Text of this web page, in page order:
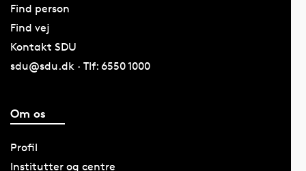
Find person
Find vej
Kontakt SDU
sdu@sdu.dk · Tlf: 6550 1000
Om os
Profil
Institutter og centre